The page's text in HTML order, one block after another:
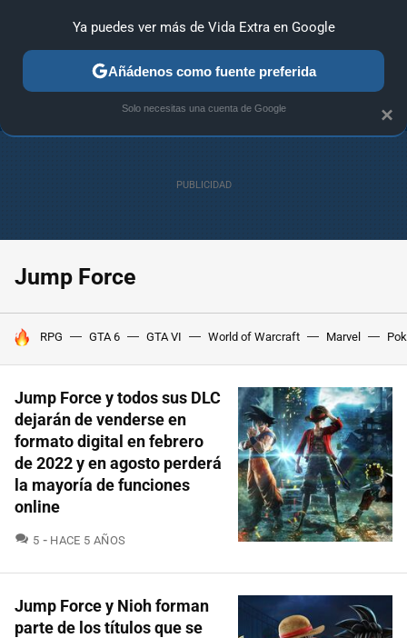
ANÁLISIS GUÍAS Y TRUCOS PC SONY NINTENDO
Jump Force
HOY SE HABLA DE
RPG GTA 6 GTA VI World of Warcraft Marvel
Jump Force y todos sus DLC
dejarán de venderse en
formato digital en febrero
de 2022 y en agosto perderá
la mayoría de funciones
online
5 COMENTARIOS
HACE 5 AÑOS
Jump Force y Nioh forman
parte de los títulos que se
×
Ya puedes ver más de Vida Extra en Google
Añádenos como fuente preferida
Solo necesitas una cuenta de Google